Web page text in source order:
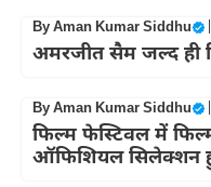
ByAman Kumar Siddhu
अमरजीत सैम जल्द ही
ByAman Kumar Siddhu
फिल्म फेस्टिवल में
ऑफिशियल